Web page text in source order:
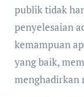
publik tidak
penyelesaian
kemampuan
yang baik,
menghadirkan